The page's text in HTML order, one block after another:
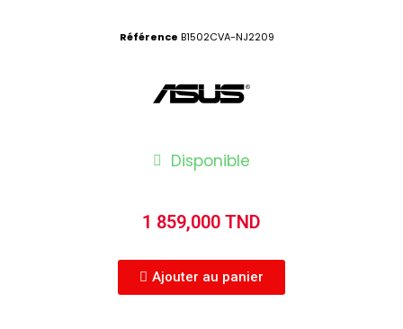
Référence B1502CVA-NJ2209
Disponible
1 859,000 TND
Ajouter au panier